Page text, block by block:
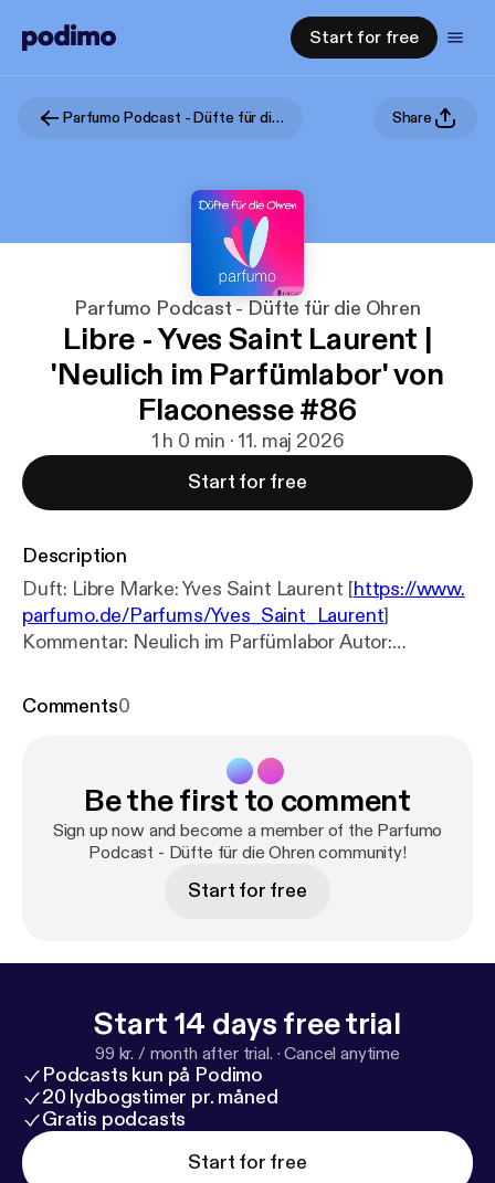
Start for free
Parfumo Podcast - Düfte für die Ohren Share
Parfumo Podcast - Düfte für die Ohren
Libre - Yves Saint Laurent |
'Neulich im Parfümlabor' von
Flaconesse #86
1 h 0 min · 11. maj 2026
Start for free
Description
Duft: Libre Marke: Yves Saint Laurent [https://www.
parfumo.de/Parfums/Yves_Saint_Laurent]
Kommentar: Neulich im Parfümlabor Autor:
conesse
] Link:
Saint_Laurent/libre-eau-de-parfum/rezensionen/12
Konzept & Redaktion: Steffen Wrede Sprecher:
Björn Roth, Merle Finck-Stoltenberg Sounddesign
& Schnitt: Wiebke Köplin & Hagen Kreter ------------
Comments0
Be the first to comment
Sign up now and become a member of the Parfumo
Podcast - Düfte für die Ohren community!
Start for free
Start 14 days free trial
99 kr. / month after trial. ·Cancel anytime
Podcasts kun på Podimo
20 lydbogstimer pr. måned
Gratis podcasts
Start for free